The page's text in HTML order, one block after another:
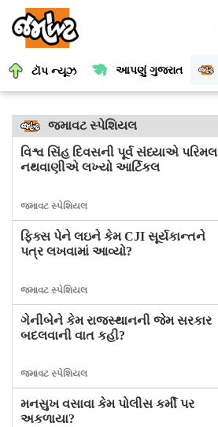
ટૉપ ન્યૂઝ આપણું ગુજરાત
જમાવટ સ્પેશિયલ
વિશ્વ સિંહ દિવસની પૂર્વ સંધ્યાએ પરિમલ
નથવાણીએ લખ્યો આર્ટિકલ
જમાવટ સ્પેશિયલ
ફિક્સ પેને લઇને કેમ CJI સૂર્યકાન્તને
પત્ર લખવામાં આવ્યો?
જમાવટ સ્પેશિયલ
ગેનીબેને કેમ રાજસ્થાનની જેમ સરકાર
બદલવાની વાત કહી?
જમાવટ સ્પેશિયલ
મનસુખ વસાવા કેમ પોલીસ કર્મી પર
અકળાયા?